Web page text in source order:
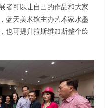
者可以让自己的作品和大家
蓝天美术馆主办艺术家水墨
也可提升拉斯维加斯整个绘